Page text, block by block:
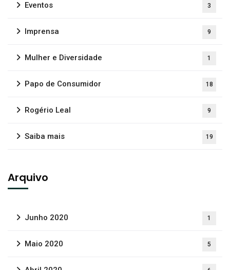
Eventos 3
Imprensa 9
Mulher e Diversidade 1
Papo de Consumidor 18
Rogério Leal 9
Saiba mais 19
Arquivo
Junho 2020 1
Maio 2020 5